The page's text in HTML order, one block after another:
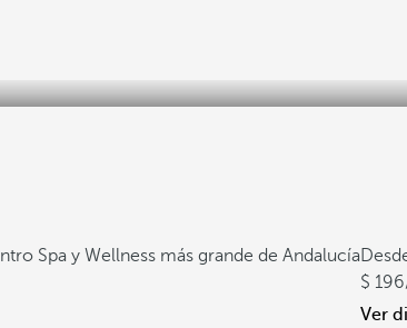
Spa y Wellness más grande de Andalucía
196
Ver